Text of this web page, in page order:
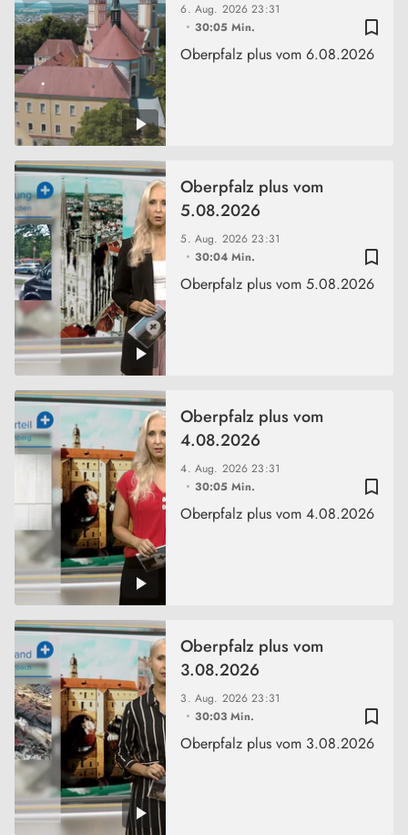
bookmark_border
6. Aug. 202623:31
30:05 Min.
Oberpfalz plus vom 6.08.2026
bookmark_border
5. Aug. 202623:31
30:04 Min.
Oberpfalz plus vom
5.08.2026
Oberpfalz plus vom 5.08.2026
bookmark_border
4. Aug. 202623:31
30:05 Min.
Oberpfalz plus vom
4.08.2026
Oberpfalz plus vom 4.08.2026
bookmark_border
3. Aug. 202623:31
30:03 Min.
Oberpfalz plus vom
3.08.2026
Oberpfalz plus vom 3.08.2026